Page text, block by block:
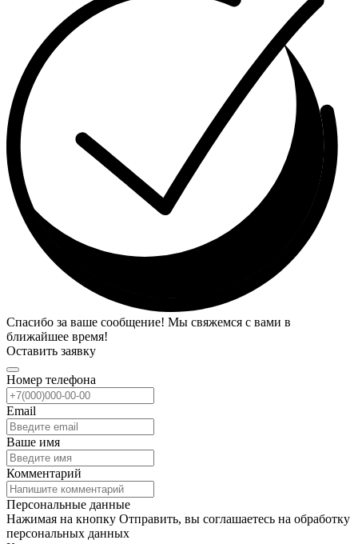
Спасибо за ваше сообщение! Мы свяжемся с вами в
ближайшее время!
Оставить заявку
Номер телефона
Email
Ваше имя
Комментарий
Персональные данные
Нажимая на кнопку Отправить, вы соглашаетесь на обработку
персональных данных